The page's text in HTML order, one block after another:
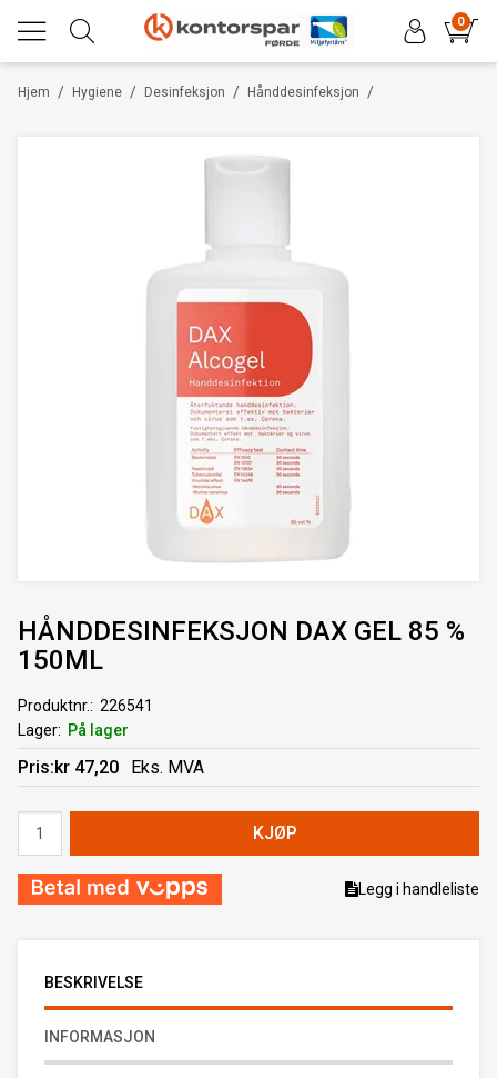
0
/
Hjem /
Hygiene /
Desinfeksjon /
Hånddesinfeksjon
HÅNDDESINFEKSJON DAX GEL 85 %
150ML
Produktnr.
226541
Lager
På lager
Pris kr 47,20 Eks. MVA
KJØP
Legg i handleliste
BESKRIVELSE
INFORMASJON